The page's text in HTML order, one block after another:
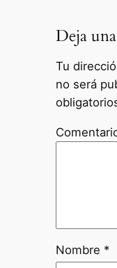
Deja
Tu
no será
Nombre *